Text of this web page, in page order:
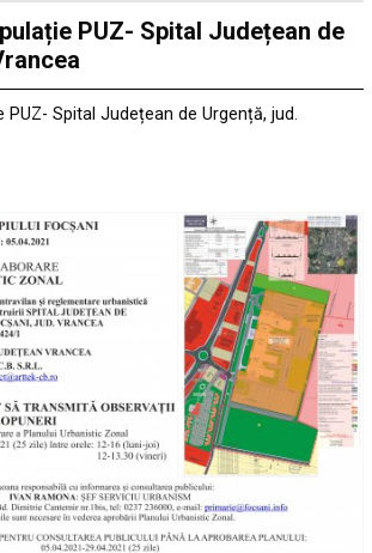
PUZ- Spital Județean de
PUZ- Spital Județean de Urgență, jud.